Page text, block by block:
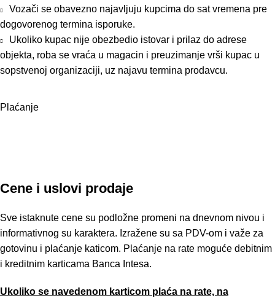
Vozači se obavezno najavljuju kupcima do sat vremena pre
dogovorenog termina isporuke.
Ukoliko kupac nije obezbedio istovar i prilaz do adrese
objekta, roba se vraća u magacin i preuzimanje vrši kupac u
sopstvenoj organizaciji, uz najavu termina prodavcu.
Plaćanje
Cene i uslovi prodaje
Sve istaknute cene su podložne promeni na dnevnom nivou i
informativnog su karaktera. Izražene su sa PDV-om i važe za
gotovinu i plaćanje katicom. Plaćanje na rate moguće debitnim
i kreditnim karticama Banca Intesa.
Ukoliko se navedenom karticom plaća na rate, na